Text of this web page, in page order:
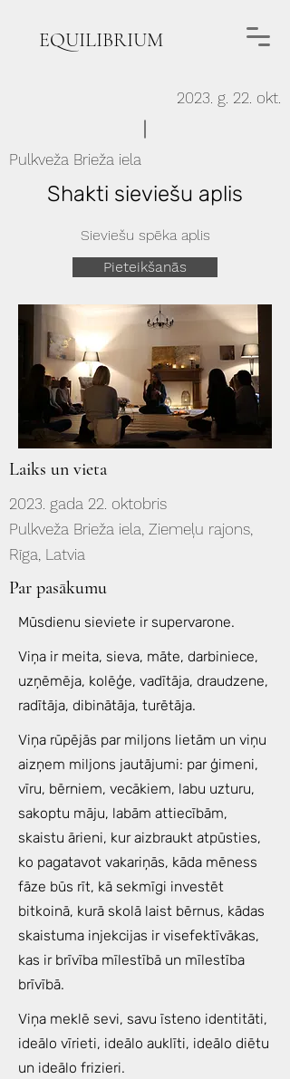
EQUILIBRIUM
2023. g. 22. okt.
Pulkveža Brieža iela
Shakti sieviešu aplis
Sieviešu spēka aplis
Pieteikšanās
Laiks un vieta
2023. gada 22. oktobris
Pulkveža Brieža iela, Ziemeļu rajons,
Rīga, Latvia
Par pasākumu
Mūsdienu sieviete ir supervarone.
Viņa ir meita, sieva, māte, darbiniece,
uzņēmēja, kolēģe, vadītāja, draudzene,
radītāja, dibinātāja, turētāja.
Viņa rūpējās par miljons lietām un viņu
aizņem miljons jautājumi: par ģimeni,
vīru, bērniem, vecākiem, labu uzturu,
sakoptu māju, labām attiecībām,
skaistu ārieni, kur aizbraukt atpūsties,
ko pagatavot vakariņās, kāda mēness
fāze būs rīt, kā sekmīgi investēt
bitkoinā, kurā skolā laist bērnus, kādas
skaistuma injekcijas ir visefektīvākas,
kas ir brīvība mīlestībā un mīlestība
brīvībā.
Viņa meklē sevi, savu īsteno identitāti,
ideālo vīrieti, ideālo auklīti, ideālo diētu
un ideālo frizieri.